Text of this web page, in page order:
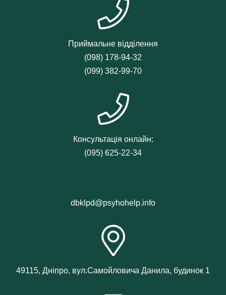
Приймальне відділення
(098) 178-94-32
(099) 382-99-70
Консультація онлайн:
(095) 625-22-34
dbklpd@psyhohelp.info
49115, Дніпро, вул.Самойловича Данила, будинок 1